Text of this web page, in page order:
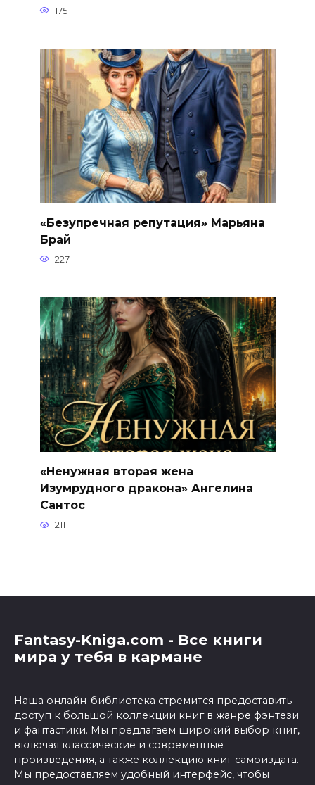
175
«Безупречная репутация» Марьяна
Брай
227
«Ненужная вторая жена
Изумрудного дракона» Ангелина
Сантос
211
Fantasy-Kniga.com - Все книги
мира у тебя в кармане
Наша онлайн-библиотека стремится предоставить
доступ к большой коллекции книг в жанре фэнтези
и фантастики. Мы предлагаем широкий выбор книг,
включая классические и современные
произведения, а также коллекцию книг самоиздата.
Мы предоставляем удобный интерфейс, чтобы